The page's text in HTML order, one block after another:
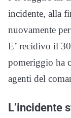
incidente, alla
nuovamente
E’ recidivo il
pomeriggio ha
agenti del
L’incidente